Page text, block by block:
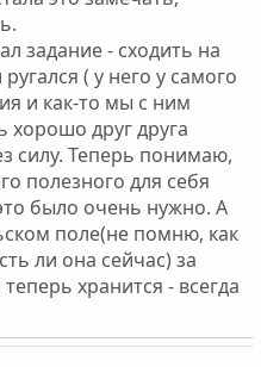
задание - сходить на
( у него у самого
и как-то мы с ним
друг друга
силу. Теперь понимаю,
полезного для себя
было очень нужно. А
поле(не помню, как
ли она сейчас) за
хранится - всегда